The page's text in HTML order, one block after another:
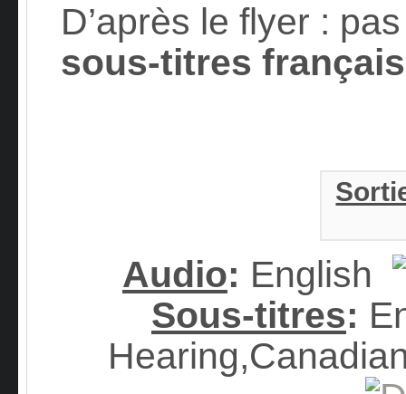
D’après le flyer :
sous-titres français
Audio: English
Sous-titres: